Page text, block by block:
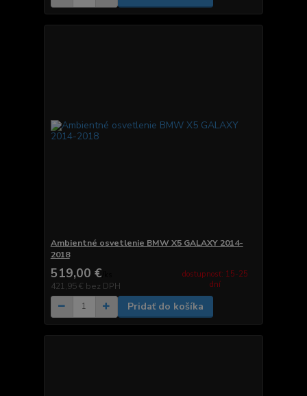
Ambientné osvetlenie BMW X5 GALAXY 2014-
2018
519,00 €
421,95 € bez DPH
dostupnosť: 15-25
dní
Pridať do košíka